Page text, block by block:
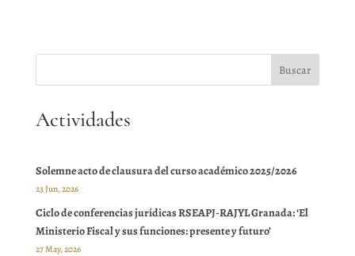
Actividades
Solemne acto de clausura del curso académico 2025/2026
23 Jun, 2026
Ciclo de conferencias jurídicas RSEAPJ-RAJYL Granada: ‘El
Ministerio Fiscal y sus funciones: presente y futuro’
27 May, 2026